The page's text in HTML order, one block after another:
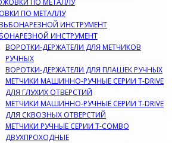
ПО МЕТАЛЛУ
ИНСТРУМЕНТ
ВОРОТКИ-ДЕРЖАТЕЛИ ДЛЯ МЕТЧИКОВ
РУЧНЫХ
ВОРОТКИ-ДЕРЖАТЕЛИ ДЛЯ ПЛАШЕК РУЧНЫХ
МЕТЧИКИ МАШИННО-РУЧНЫЕ СЕРИИ T-DRIVE
ДЛЯ ГЛУХИХ ОТВЕРСТИЙ
МЕТЧИКИ МАШИННО-РУЧНЫЕ СЕРИИ T-DRIVE
ДЛЯ СКВОЗНЫХ ОТВЕРСТИЙ
МЕТЧИКИ РУЧНЫЕ СЕРИИ T-COMBO
ДВУХПРОХОДНЫЕ